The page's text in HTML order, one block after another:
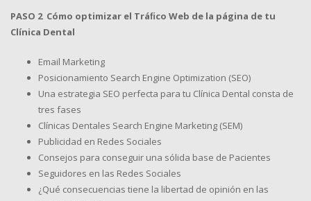
PASO 2 Cómo optimizar el Tráﬁco Web de la página de tu
Clínica Dental
Email Marketing
Posicionamiento Search Engine Optimization (SEO)
Una estrategia SEO perfecta para tu Clínica Dental consta de
tres fases
Clínicas Dentales Search Engine Marketing (SEM)
Publicidad en Redes Sociales
Consejos para conseguir una sólida base de Pacientes
Seguidores en las Redes Sociales
¿Qué consecuencias tiene la libertad de opinión en las